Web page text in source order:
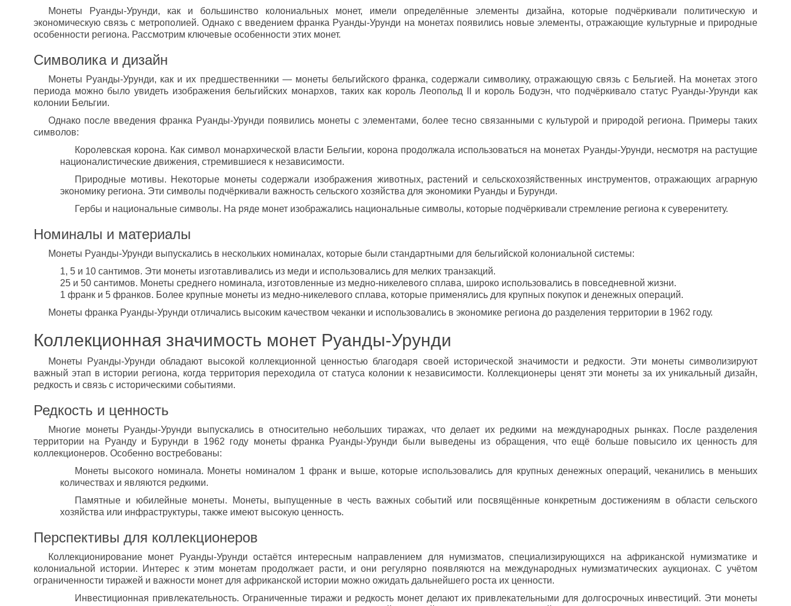
Монеты Руанды-Урунди, как и большинство колониальных монет, имели определённые элементы дизайна, которые подчёркивали политическую и
экономическую связь с метрополией. Однако с введением франка Руанды-Урунди на монетах появились новые элементы, отражающие культурные и природные
особенности региона. Рассмотрим ключевые особенности этих монет.
Символика и дизайн
Монеты Руанды-Урунди, как и их предшественники — монеты бельгийского франка, содержали символику, отражающую связь с Бельгией. На монетах этого
периода можно было увидеть изображения бельгийских монархов, таких как король Леопольд II и король Бодуэн, что подчёркивало статус Руанды-Урунди как
колонии Бельгии.
Однако после введения франка Руанды-Урунди появились монеты с элементами, более тесно связанными с культурой и природой региона. Примеры таких
символов:
Королевская корона. Как символ монархической власти Бельгии, корона продолжала использоваться на монетах Руанды-Урунди, несмотря на растущие
националистические движения, стремившиеся к независимости.
Природные мотивы. Некоторые монеты содержали изображения животных, растений и сельскохозяйственных инструментов, отражающих аграрную
экономику региона. Эти символы подчёркивали важность сельского хозяйства для экономики Руанды и Бурунди.
Гербы и национальные символы. На ряде монет изображались национальные символы, которые подчёркивали стремление региона к суверенитету.
Номиналы и материалы
Монеты Руанды-Урунди выпускались в нескольких номиналах, которые были стандартными для бельгийской колониальной системы:
1, 5 и 10 сантимов. Эти монеты изготавливались из меди и использовались для мелких транзакций.
25 и 50 сантимов. Монеты среднего номинала, изготовленные из медно-никелевого сплава, широко использовались в повседневной жизни.
1 франк и 5 франков. Более крупные монеты из медно-никелевого сплава, которые применялись для крупных покупок и денежных операций.
Монеты франка Руанды-Урунди отличались высоким качеством чеканки и использовались в экономике региона до разделения территории в 1962 году.
Коллекционная значимость монет Руанды-Урунди
Монеты Руанды-Урунди обладают высокой коллекционной ценностью благодаря своей исторической значимости и редкости. Эти монеты символизируют
важный этап в истории региона, когда территория переходила от статуса колонии к независимости. Коллекционеры ценят эти монеты за их уникальный дизайн,
редкость и связь с историческими событиями.
Редкость и ценность
Многие монеты Руанды-Урунди выпускались в относительно небольших тиражах, что делает их редкими на международных рынках. После разделения
территории на Руанду и Бурунди в 1962 году монеты франка Руанды-Урунди были выведены из обращения, что ещё больше повысило их ценность для
коллекционеров. Особенно востребованы:
Монеты высокого номинала. Монеты номиналом 1 франк и выше, которые использовались для крупных денежных операций, чеканились в меньших
количествах и являются редкими.
Памятные и юбилейные монеты. Монеты, выпущенные в честь важных событий или посвящённые конкретным достижениям в области сельского
хозяйства или инфраструктуры, также имеют высокую ценность.
Перспективы для коллекционеров
Коллекционирование монет Руанды-Урунди остаётся интересным направлением для нумизматов, специализирующихся на африканской нумизматике и
колониальной истории. Интерес к этим монетам продолжает расти, и они регулярно появляются на международных нумизматических аукционах. С учётом
ограниченности тиражей и важности монет для африканской истории можно ожидать дальнейшего роста их ценности.
Инвестиционная привлекательность. Ограниченные тиражи и редкость монет делают их привлекательными для долгосрочных инвестиций. Эти монеты